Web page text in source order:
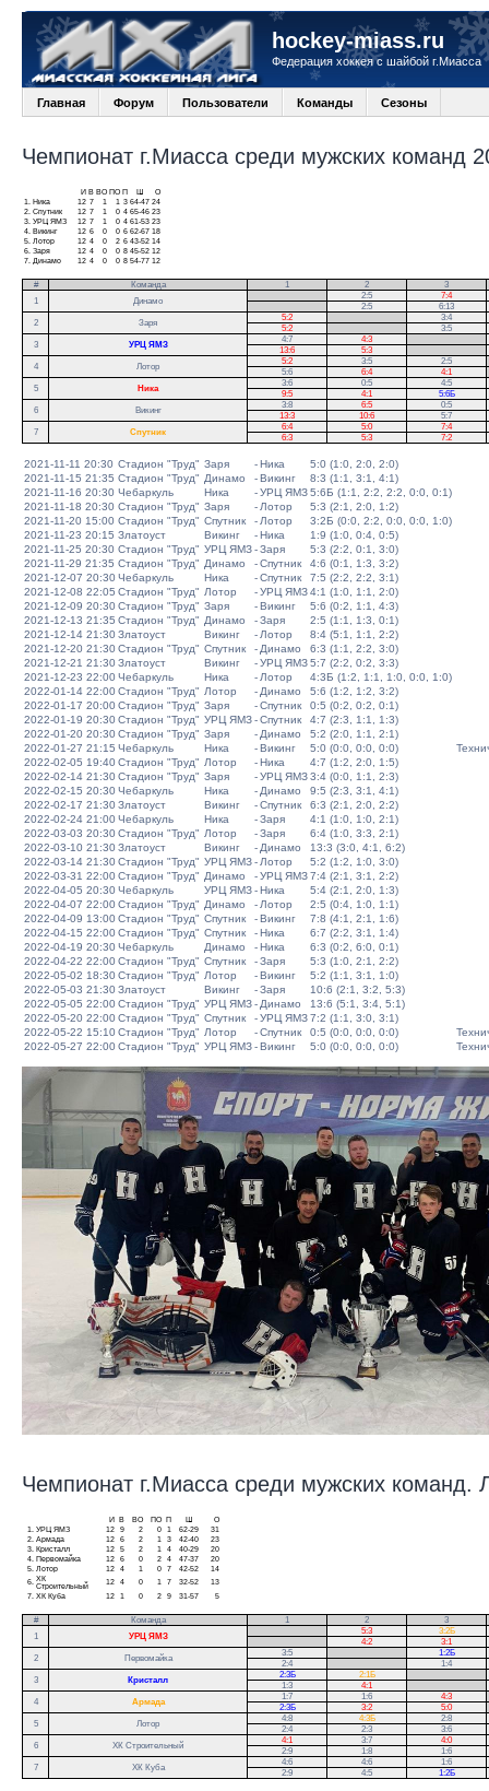
hockey-miass.ru
Федерация хоккея с шайбой г.Миасса
Главная Форум Пользователи Команды Сезоны
Чемпионат г.Миасса среди мужских команд
И В ВО ПО П
О
1.
Ника 12 7 1 1 3 64-47 24
2. Спутник 12 7 1 0 4 65-46 23
3. УРЦ ЯМЗ 12 7 1 0 4 61-53 23
4.
Викинг 12 6 0 0 6 62-67 18
5. Лотор 12 4 0 2 6 43-52 14
6. Заря 12 4 0 0 8 45-52 12
7.
Динамо 12 4 0 0 8 54-77 12
# Команда 1 2
3
1
Динамо
2:5
7:4
2:5
6:13
2
Заря
5:2
3:4
5:2
3:5
3
УРЦ ЯМЗ
4:7 4:3
13:6
5:3
4
Лотор
5:2 3:5 2:5
5:6
6:4 4:1
5
Ника
3:6 0:5
4:5
9:5
4:1
5:6Б
6
Викинг
3:8 6:5
0:5
13:3
10:6
5:7
7
Спутник
6:4 5:0
7:4
6:3
5:3 7:2
2021-11-11 20:30 Стадион "Труд" Заря -Ника
5:0 (1:0, 2:0, 2:0)
2021-11-15 21:35 Стадион "Труд" Динамо -Викинг
8:3 (1:1, 3:1, 4:1)
2021-11-16 20:30 Чебаркуль Ника -УРЦ ЯМЗ5:6Б (1:1, 2:2, 2:2, 0:0, 0:1)
2021-11-18 20:30 Стадион "Труд" Заря - Лотор
5:3 (2:1, 2:0, 1:2)
2021-11-20 15:00 Стадион "Труд" Спутник - Лотор
3:2Б (0:0, 2:2, 0:0, 0:0, 1:0)
2021-11-23 20:15 Златоуст Викинг -Ника
1:9 (1:0, 0:4, 0:5)
2021-11-25 20:30 Стадион "Труд" УРЦ ЯМЗ-Заря
5:3 (2:2, 0:1, 3:0)
2021-11-29 21:35 Стадион "Труд" Динамо -Спутник
4:6 (0:1, 1:3, 3:2)
2021-12-07 20:30Чебаркуль Ника -Спутник
7:5 (2:2, 2:2, 3:1)
2021-12-08 22:05 Стадион "Труд" Лотор -УРЦ ЯМЗ4:1 (1:0, 1:1, 2:0)
2021-12-09 20:30Стадион "Труд" Заря -Викинг
5:6 (0:2, 1:1, 4:3)
2021-12-13 21:35 Стадион "Труд" Динамо -Заря
2:5 (1:1, 1:3, 0:1)
2021-12-14 21:30Златоуст Викинг - Лотор
8:4 (5:1, 1:1, 2:2)
2021-12-20 21:30Стадион "Труд" Спутник - Динамо
6:3 (1:1, 2:2, 3:0)
2021-12-21 21:30Златоуст Викинг -УРЦ ЯМЗ5:7 (2:2, 0:2, 3:3)
2021-12-23 22:00Чебаркуль Ника - Лотор
4:3Б (1:2, 1:1, 1:0, 0:0, 1:0)
2022-01-14 22:00Стадион "Труд" Лотор - Динамо
5:6 (1:2, 1:2, 3:2)
2022-01-17 20:00Стадион "Труд" Заря -Спутник
0:5 (0:2, 0:2, 0:1)
2022-01-19 20:30Стадион "Труд" УРЦ ЯМЗ-Спутник
4:7 (2:3, 1:1, 1:3)
2022-01-20 20:30Стадион "Труд" Заря - Динамо
5:2 (2:0, 1:1, 2:1)
2022-01-27 21:15 Чебаркуль Ника -Викинг 5:0 (0:0, 0:0, 0:0)
2022-02-05 19:40Стадион "Труд" Лотор -Ника
4:7 (1:2, 2:0, 1:5)
2022-02-14 21:30Стадион "Труд" Заря -УРЦ ЯМЗ3:4 (0:0, 1:1, 2:3)
2022-02-15 20:30Чебаркуль Ника - Динамо
9:5 (2:3, 3:1, 4:1)
2022-02-17 21:30Златоуст Викинг -Спутник
6:3 (2:1, 2:0, 2:2)
2022-02-24 21:00Чебаркуль Ника -Заря
4:1 (1:0, 1:0, 2:1)
2022-03-03 20:30Стадион "Труд" Лотор -Заря
6:4 (1:0, 3:3, 2:1)
2022-03-10 21:30Златоуст Викинг - Динамо
13:3 (3:0, 4:1, 6:2)
2022-03-14 21:30Стадион "Труд" УРЦ ЯМЗ- Лотор
5:2 (1:2, 1:0, 3:0)
2022-03-31 22:00Стадион "Труд" Динамо -УРЦ ЯМЗ7:4 (2:1, 3:1, 2:2)
2022-04-05 20:30Чебаркуль УРЦ ЯМЗ-Ника
5:4 (2:1, 2:0, 1:3)
2022-04-07 22:00Стадион "Труд" Динамо - Лотор
2:5 (0:4, 1:0, 1:1)
2022-04-09 13:00Стадион "Труд" Спутник -Викинг
7:8 (4:1, 2:1, 1:6)
2022-04-15 22:00Стадион "Труд" Спутник -Ника
6:7 (2:2, 3:1, 1:4)
2022-04-19 20:30Чебаркуль Динамо -Ника
6:3 (0:2, 6:0, 0:1)
2022-04-22 22:00Стадион "Труд" Спутник -Заря
5:3 (1:0, 2:1, 2:2)
2022-05-02 18:30Стадион "Труд" Лотор -Викинг
5:2 (1:1, 3:1, 1:0)
2022-05-03 21:30Златоуст Викинг -Заря
10:6 (2:1, 3:2, 5:3)
2022-05-05 22:00Стадион "Труд" УРЦ ЯМЗ- Динамо
13:6 (5:1, 3:4, 5:1)
2022-05-20 22:00Стадион "Труд" Спутник -УРЦ ЯМЗ7:2 (1:1, 3:0, 3:1)
2022-05-22 15:10Стадион "Труд" Лотор -Спутник 0:5 (0:0, 0:0, 0:0)
2022-05-27 22:00Стадион "Труд" УРЦ ЯМЗ-Викинг 5:0 (0:0, 0:0, 0:0)
Чемпионат г.Миасса среди мужских команд.
И В ВО ПО П Ш
О
1.
УРЦ ЯМЗ 12 9 2 0 1 62-29
31
2. Армада 12 6 2 1 3 42-40
23
3. Кристалл 12 5 2 1 4 40-29
20
4. Первомайка 12 6 0 2 4 47-37
20
5. Лотор 12 4 1 0 7 42-52
14
6. ХК
Строительный
12 4 0 1 7 32-52
13
7. ХК Куба 12 1 0 2 9 31-57 5
# Команда 1 2
3
1
УРЦ ЯМЗ
5:3
3:2Б
4:2
3:1
2
Первомайка
3:5
1:2Б
2:4
1:4
3
Кристалл
2:3Б 2:1Б
1:3
4:1
4
Армада
1:7 1:6 4:3
2:3Б
3:2 5:0
5
Лотор
4:8 4:3Б
2:8
2:4
2:3
3:6
6
ХК Строительный
4:1 3:7
4:0
2:9
1:8
1:6
7
ХК Куба
4:6 4:6
1:6
2:9
4:5 1:2Б